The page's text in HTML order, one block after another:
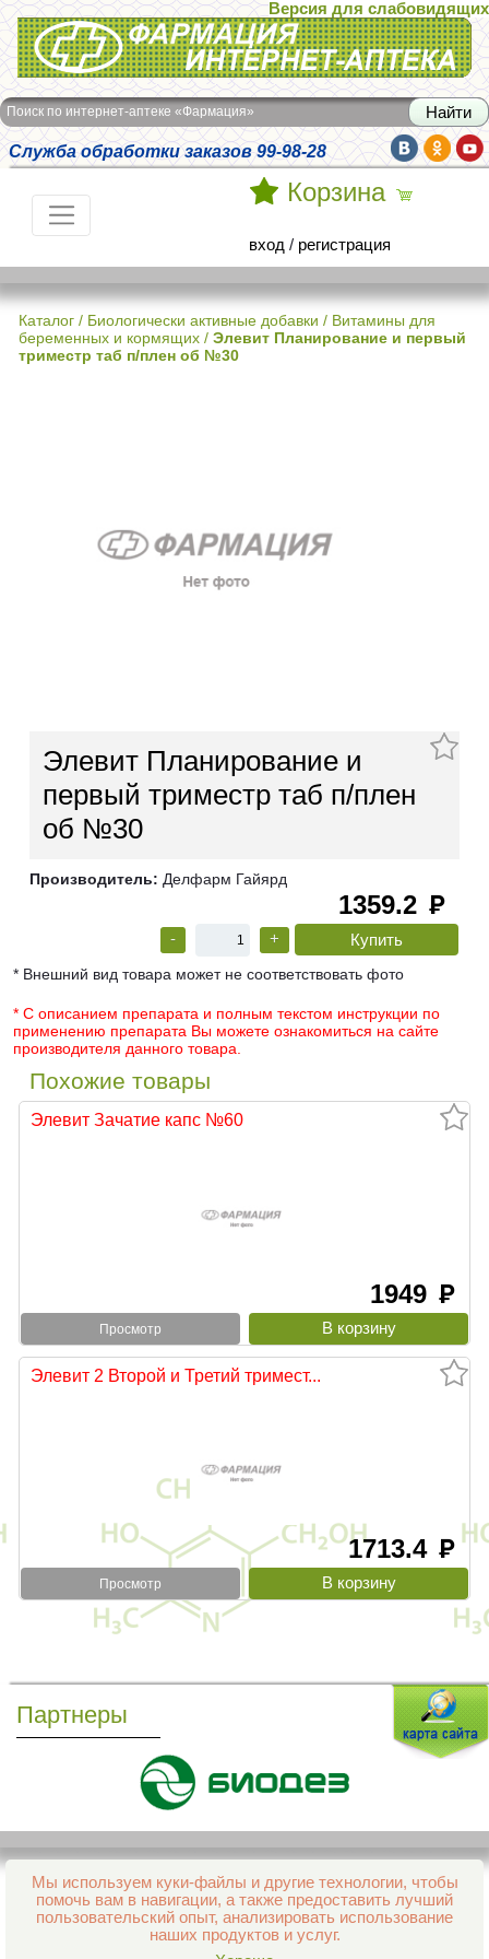
Интернет-аптека Фармация
Версия для слабовидящих
Поиск по интернет-аптеке «Фармация»
Служба обработки заказов 99-98-28
Корзина
вход / регистрация
Каталог / Биологически активные добавки / Витамины для
беременных и кормящих / Элевит Планирование и первый
триместр таб п/плен об №30
Элевит Планирование и
первый триместр таб п/плен
об №30
Производитель: Делфарм Гайярд
1359.2 руб
- +
* Внешний вид товара может не соответствовать фото
* С описанием препарата и полным текстом инструкции по
применению препарата Вы можете ознакомиться на сайте
производителя данного товара.
Похожие товары
Элевит Зачатие капс №60
1949 руб
Просмотр
Элевит 2 Второй и Третий тримест...
1713.4 руб
Просмотр
Партнеры
Мы используем куки-файлы и другие технологии, чтобы
помочь вам в навигации, а также предоставить лучший
пользовательский опыт, анализировать использование
наших продуктов и услуг.
Все права защищены и охраняются законом
© 2013–2026 Интернет-аптека Фармация
support@aptekapenza.ru
Телефон: Служба обработки заказов 99-98-28